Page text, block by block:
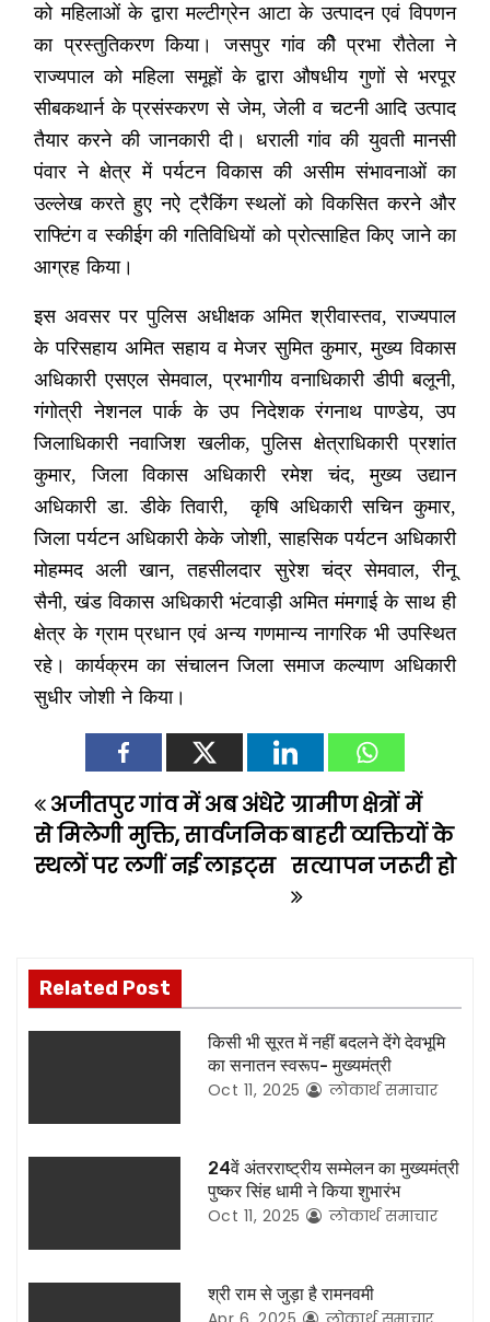
को महिलाओं के द्वारा मल्टीग्रेन आटा के उत्पादन एवं विपणन
का प्रस्तुतिकरण किया। जसपुर गांव कीे प्रभा रौतेला ने
राज्यपाल को महिला समूहों के द्वारा औषधीय गुणों से भरपूर
सीबकथार्न के प्रसंस्करण से जेम, जेली व चटनी आदि उत्पाद
तैयार करने की जानकारी दी। धराली गांव की युवती मानसी
पंवार ने क्षेत्र में पर्यटन विकास की असीम संभावनाओं का
उल्लेख करते हुए नऐ ट्रैकिंग स्थलों को विकसित करने और
राफ्टिंग व स्कीईग की गतिविधियों को प्रोत्साहित किए जाने का
आग्रह किया।
इस अवसर पर पुलिस अधीक्षक अमित श्रीवास्तव, राज्यपाल
के परिसहाय अमित सहाय व मेजर सुमित कुमार, मुख्य विकास
अधिकारी एसएल सेमवाल, प्रभागीय वनाधिकारी डीपी बलूनी,
गंगोत्री नेशनल पार्क के उप निदेशक रंगनाथ पाण्डेय, उप
जिलाधिकारी नवाजिश खलीक, पुलिस क्षेत्राधिकारी प्रशांत
कुमार, जिला विकास अधिकारी रमेश चंद, मुख्य उद्यान
अधिकारी डा. डीके तिवारी, कृषि अधिकारी सचिन कुमार,
जिला पर्यटन अधिकारी केके जोशी, साहसिक पर्यटन अधिकारी
मोहम्मद अली खान, तहसीलदार सुरेश चंद्र सेमवाल, रीनू
सैनी, खंड विकास अधिकारी भंटवाड़ी अमित मंमगाई के साथ ही
क्षेत्र के ग्राम प्रधान एवं अन्य गणमान्य नागरिक भी उपस्थित
रहे। कार्यक्रम का संचालन जिला समाज कल्याण अधिकारी
सुधीर जोशी ने किया।
P
o
n
a
i
t
ग्रामीण क्षेत्रों में
बाहरी व्यक्तियों के
सत्यापन जरूरी हो
अजीतपुर गांव में अब अंधेरे
से मिलेगी मुक्ति, सार्वजनिक
स्थलों पर लगीं नई लाइट्स
Related Post
किसी भी सूरत में नहीं बदलने देंगे देवभूमि
का सनातन स्वरूप- मुख्यमंत्री
Oct 11, 2025 लोकार्थ समाचार
24वें अंतरराष्ट्रीय सम्मेलन का मुख्यमंत्री
पुष्कर सिंह धामी ने किया शुभारंभ
Oct 11, 2025 लोकार्थ समाचार
श्री राम से जुड़ा है रामनवमी